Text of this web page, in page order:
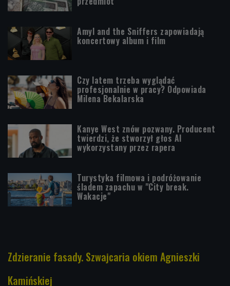
Amyl and the Sniffers zapowiadają
koncertowy album i film
Czy latem trzeba wyglądać
profesjonalnie w pracy? Odpowiada
Milena Bekalarska
Kanye West znów pozwany. Producent
twierdzi, że stworzył głos AI
wykorzystany przez rapera
Turystyka filmowa i podróżowanie
śladem zapachu w "City break.
Wakacje"
Zdzieranie fasady. Szwajcaria okiem Agnieszki
Kamińskiej